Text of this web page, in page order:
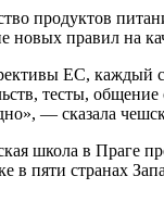
продуктов
правил на
ЕС,
тесты,
— сказала
школа в Праге
пяти странах